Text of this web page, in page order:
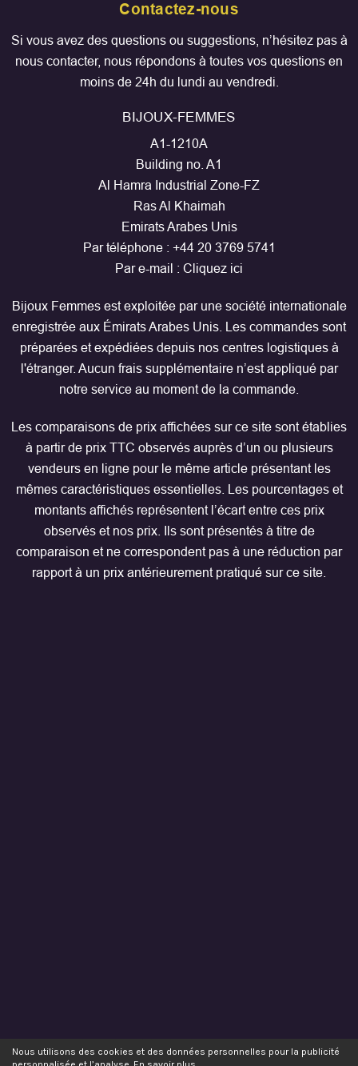
Contactez-nous
Si vous avez des questions ou suggestions, n’hésitez pas à
nous contacter, nous répondons à toutes vos questions en
moins de 24h du lundi au vendredi.
BIJOUX-FEMMES
A1-1210A
Building no. A1
Al Hamra Industrial Zone-FZ
Ras Al Khaimah
Emirats Arabes Unis
Par téléphone : +44 20 3769 5741
Par e-mail : Cliquez ici
Bijoux Femmes est exploitée par une société internationale
enregistrée aux Émirats Arabes Unis. Les commandes sont
préparées et expédiées depuis nos centres logistiques à
l'étranger. Aucun frais supplémentaire n’est appliqué par
notre service au moment de la commande.
Les comparaisons de prix affichées sur ce site sont établies
à partir de prix TTC observés auprès d’un ou plusieurs
vendeurs en ligne pour le même article présentant les
mêmes caractéristiques essentielles. Les pourcentages et
montants affichés représentent l’écart entre ces prix
observés et nos prix. Ils sont présentés à titre de
comparaison et ne correspondent pas à une réduction par
rapport à un prix antérieurement pratiqué sur ce site.
Nous utilisons des cookies et des données personnelles pour la publicité